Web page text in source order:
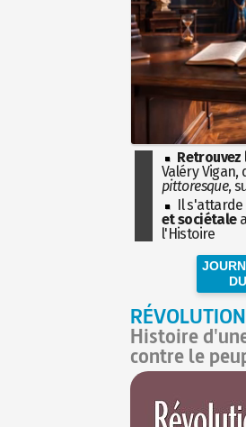
Retrouvez
Valéry
pittoresque,
Il s'attarde
et sociétale
l'Histoire
Histoire
contre le